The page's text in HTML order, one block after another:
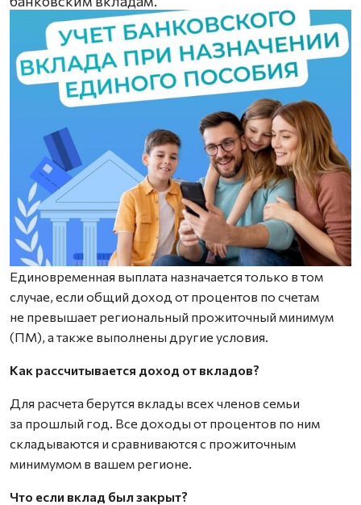
Единовременная выплата назначается только в том
случае, если общий доход от процентов по счетам
не превышает региональный прожиточный минимум
(ПМ), а также выполнены другие условия.
Как рассчитывается доход от вкладов?
Для расчета берутся вклады всех членов семьи
за прошлый год. Все доходы от процентов по ним
складываются и сравниваются с прожиточным
минимумом в вашем регионе.
Что если вклад был закрыт?